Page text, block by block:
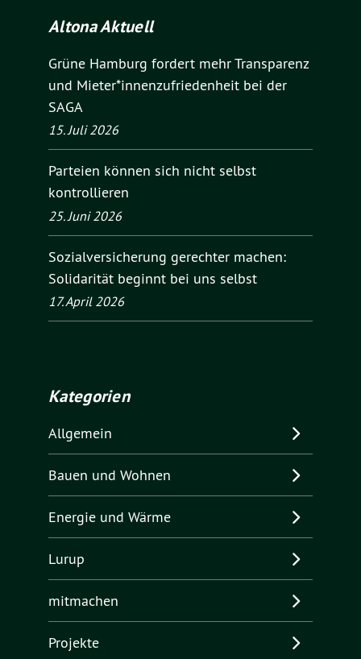
Altona Aktuell
Grüne Hamburg fordert mehr Transparenz
und Mieter*innenzufriedenheit bei der
SAGA
15. Juli 2026
Parteien können sich nicht selbst
kontrollieren
25. Juni 2026
Sozialversicherung gerechter machen:
Solidarität beginnt bei uns selbst
17. April 2026
Kategorien
Allgemein
Bauen und Wohnen
Energie und Wärme
Lurup
mitmachen
Projekte